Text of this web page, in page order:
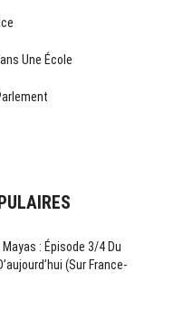
Une École
: Épisode 3/4 Du
(sur France-